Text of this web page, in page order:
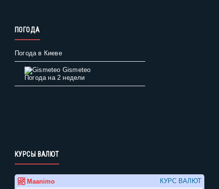
ПОГОДА
Погода в Киеве
Gismeteo
Погода на 2 недели
КУРСЫ ВАЛЮТ